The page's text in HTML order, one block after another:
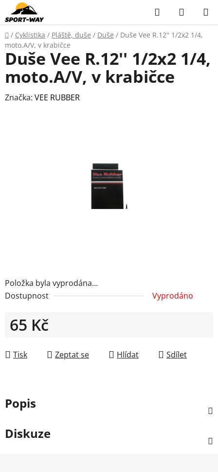
Přejít
na
obsah
Hledat
KOŠÍK
Domů
/ Cyklistika / Pláště, duše / Duše / Duše Vee R.12'' 1/2x2 1/4,
moto.A/V, v krabičce
Položka byla vyprodána…
Dostupnost
Vyprodáno
65 Kč
Tisk
Zeptat se Hlídat Sdílet
Duše Vee R.12'' 1/2x2 1/4,
moto.A/V, v krabičce
Značka: VEE RUBBER
Popis
Diskuze